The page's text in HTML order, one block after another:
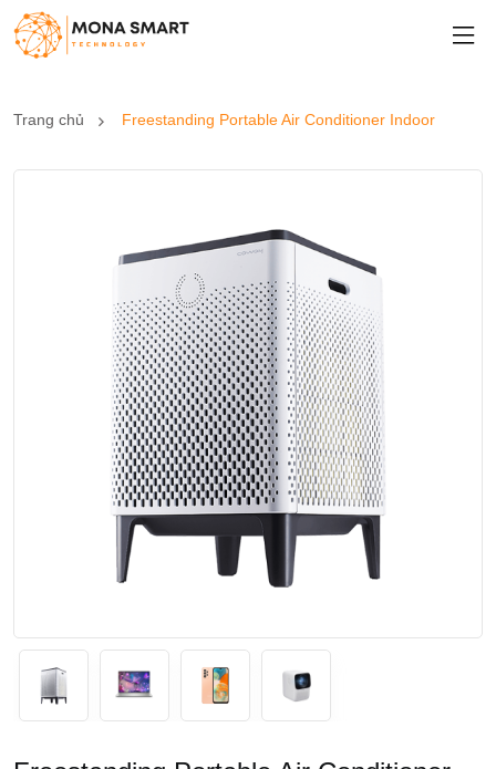
Trang chủ Freestanding Portable Air Conditioner Indoor